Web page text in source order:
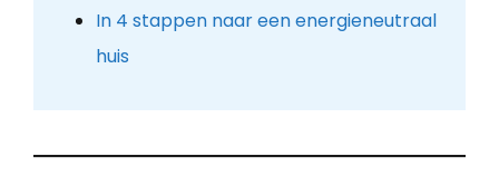
In 4 stappen naar een energieneutraal
huis